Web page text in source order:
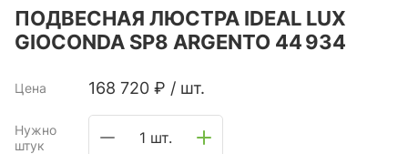
ПОДВЕСНАЯ ЛЮСТРА IDEAL LUX
GIOCONDA SP8 ARGENTO 44 934
Цена 168 720 ₽ / шт.
Нужно
штук
1 шт.